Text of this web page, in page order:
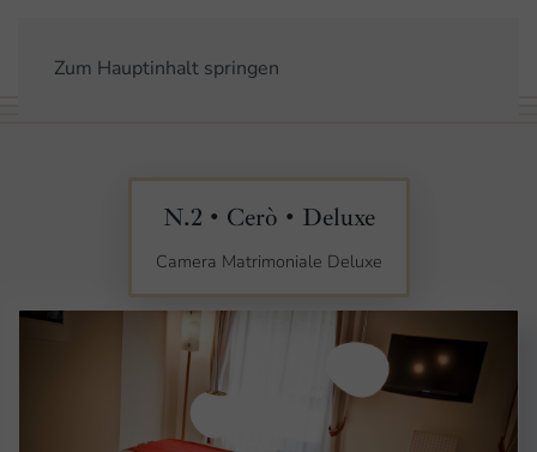
Zum Hauptinhalt springen
N.2 • Cerò • Deluxe
Camera Matrimoniale Deluxe